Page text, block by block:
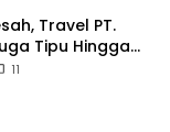
Travel PT.
Tipu Hingga
11